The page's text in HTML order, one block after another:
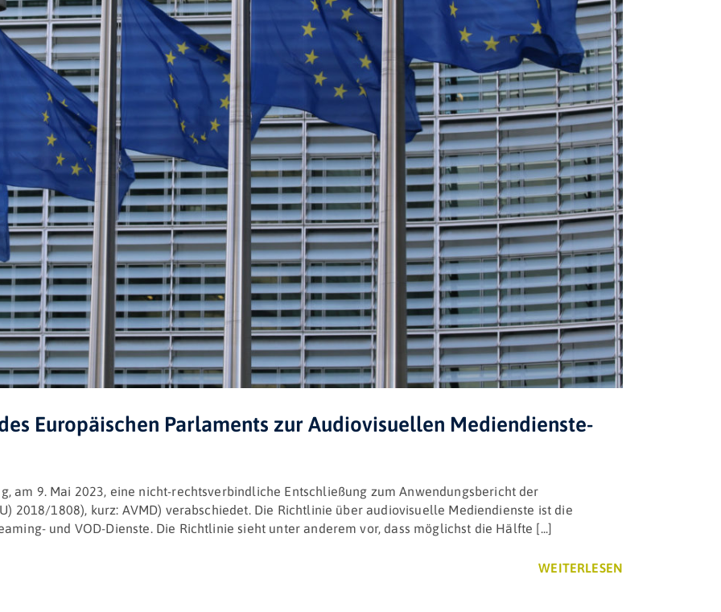
Europäischen Parlaments zur Audiovisuellen Mediendienste-
am 9. Mai 2023, eine nicht-rechtsverbindliche Entschließung zum Anwendungsbericht der
2018/1808), kurz: AVMD) verabschiedet. Die Richtlinie über audiovisuelle Mediendienste ist die
und VOD-Dienste. Die Richtlinie sieht unter anderem vor, dass möglichst die Hälfte [...]
WEITERLESEN